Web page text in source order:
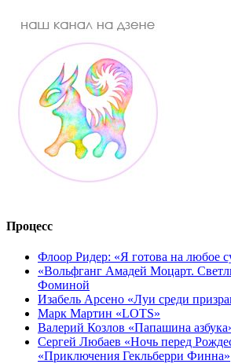
Процесс
Флоор Ридер: «Я готова на любое
«Вольфганг Амадей Моцарт.
Фоминой
Изабель Арсено «Луи среди
Марк Мартин «LOTS»
Валерий Козлов «Папашина
Сергей Любаев «Ночь перед
«Приключения Гекльберри Финна»